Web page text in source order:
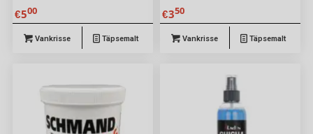
€500
Vankrisse Täpsemalt
€350
Vankrisse Täpsemalt